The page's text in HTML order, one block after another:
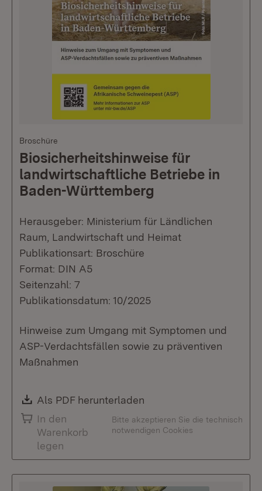
Broschüre
Biosicherheitshinweise für
landwirtschaftliche Betriebe in
Baden-Württemberg
Herausgeber: Ministerium für Ländlichen
Raum, Landwirtschaft und Heimat
Publikationsart: Broschüre
Format: DIN A5
Seitenzahl: 7
Publikationsdatum: 10/2025
Hinweise zum Umgang mit Symptomen und
ASP-Verdachtsfällen sowie zu präventiven
Maßnahmen
Download:
Als PDF herunterladen
In den
Warenkorb
legen
Bitte akzeptieren Sie die technisch
notwendigen Cookies